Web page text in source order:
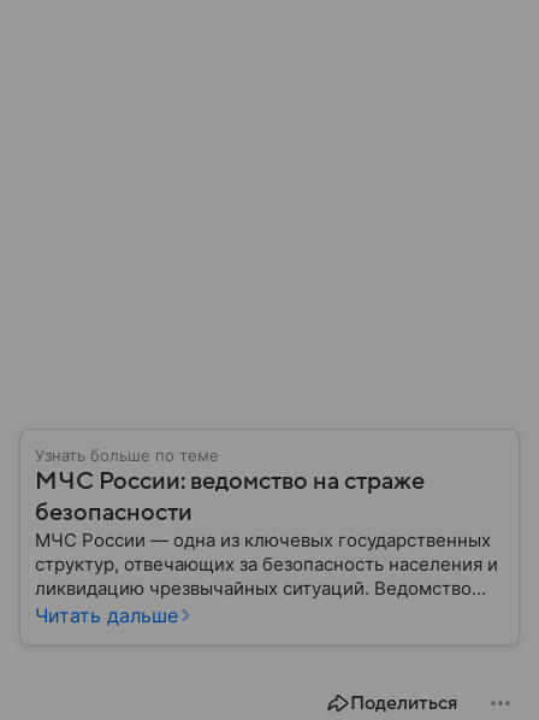
Узнать больше по теме
МЧС России: ведомство на страже
безопасности
МЧС России — одна из ключевых государственных
структур, отвечающих за безопасность населения и
ликвидацию чрезвычайных ситуаций. Ведомство
играет важную роль в защите граждан от
задачи выполняет и какую роль играет в
Читать дальше
Поделиться